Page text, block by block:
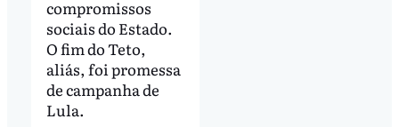
compromissos
sociais do Estado.
O fim do Teto,
aliás, foi promessa
de campanha de
Lula.